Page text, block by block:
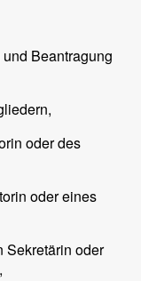
Beantragung
oder des
oder eines
Sekretärin oder